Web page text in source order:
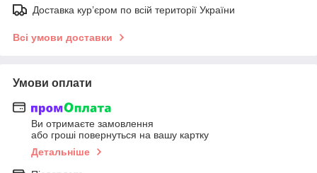
Доставка кур’єром по всій території України
Всі умови доставки
Умови оплати
Ви отримаєте замовлення
або гроші повернуться на вашу картку
Детальніше